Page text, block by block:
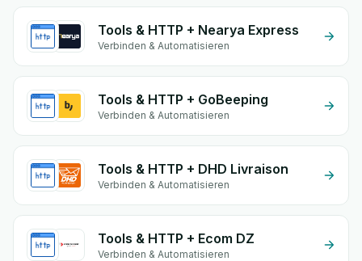
Tools & HTTP + Nearya Express
Verbinden & Automatisieren
Tools & HTTP + GoBeeping
Verbinden & Automatisieren
Tools & HTTP + DHD Livraison
Verbinden & Automatisieren
Tools & HTTP + Ecom DZ
Verbinden & Automatisieren